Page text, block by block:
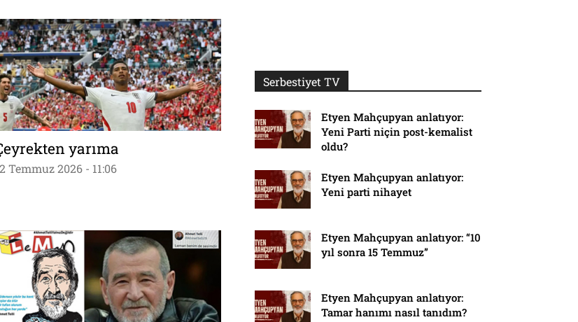
yarıma
Temmuz 2026 - 11:06
Serbestiyet TV
Etyen Mahçupyan anlatıyor:
Yeni Parti niçin post-kemalist
oldu?
Etyen Mahçupyan anlatıyor:
Yeni parti nihayet
Etyen Mahçupyan anlatıyor: “10
yıl sonra 15 Temmuz”
Etyen Mahçupyan anlatıyor:
Tamar hanımı nasıl tanıdım?